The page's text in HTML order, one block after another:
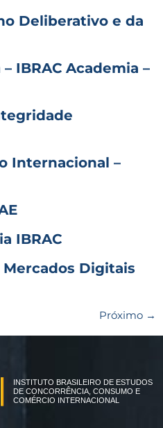
Deliberativo e da
IBRAC Academia –
Internacional –
IBRAC
Digitais
Próximo →